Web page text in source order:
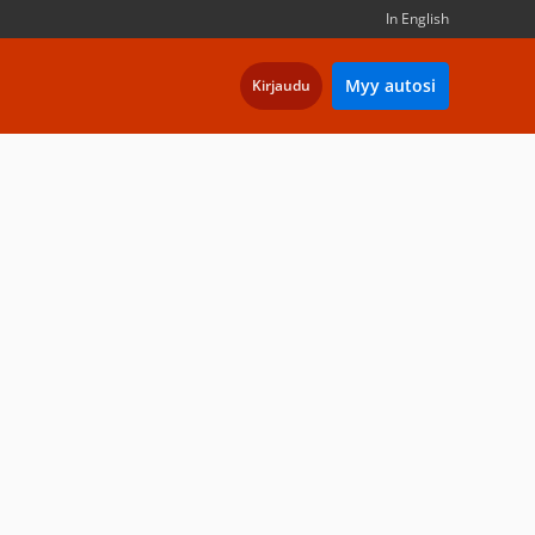
In English
Kirjaudu Myy autosi